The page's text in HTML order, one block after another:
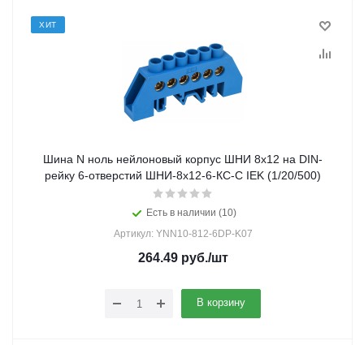
ХИТ
Шина N ноль нейлоновый корпус ШНИ 8х12 на DIN-
рейку 6-отверстий ШНИ-8х12-6-КС-С IEK (1/20/500)
Есть в наличии (10)
Артикул: YNN10-812-6DP-K07
264.49руб./шт
В корзину